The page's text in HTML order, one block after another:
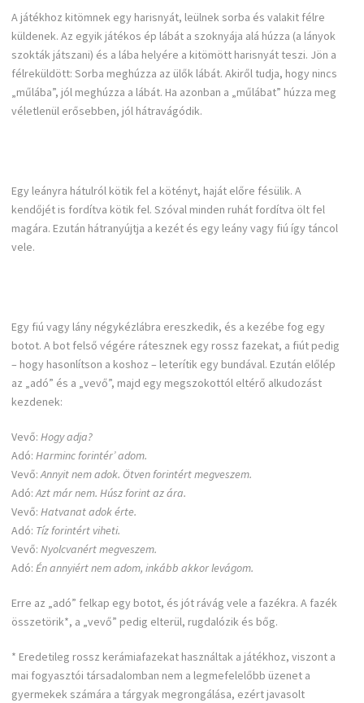
A játékhoz kitömnek egy harisnyát, leülnek sorba és valakit félre
küldenek. Az egyik játékos ép lábát a szoknyája alá húzza (a lányok
szokták játszani) és a lába helyére a kitömött harisnyát teszi. Jön a
félreküldött: Sorba meghúzza az ülők lábát. Akiről tudja, hogy nincs
„műlába”, jól meghúzza a lábát. Ha azonban a „műlábat” húzza meg
véletlenül erősebben, jól hátravágódik.
Egy leányra hátulról kötik fel a kötényt, haját előre fésülik. A
kendőjét is fordítva kötik fel. Szóval minden ruhát fordítva ölt fel
magára. Ezután hátranyújtja a kezét és egy leány vagy fiú így táncol
vele.
Egy fiú vagy lány négykézlábra ereszkedik, és a kezébe fog egy
botot. A bot felső végére rátesznek egy rossz fazekat, a fiút pedig
– hogy hasonlítson a koshoz – leterítik egy bundával. Ezután előlép
az „adó” és a „vevő”, majd egy megszokottól eltérő alkudozást
kezdenek:
Vevő: Hogy adja?
Adó: Harminc forintér’ adom.
Vevő:Annyit nem adok. Ötven forintért megveszem.
Adó:Azt már nem. Húsz forint az ára.
Vevő: Hatvanat adok érte.
Adó: Tíz forintért viheti.
Vevő: Nyolcvanért megveszem.
Adó: Én annyiért nem adom, inkább akkor levágom.
Erre az „adó” felkap egy botot, és jót rávág vele a fazékra. A fazék
összetörik*, a „vevő” pedig elterül, rugdalózik és bőg.
* Eredetileg rossz kerámiafazekat használtak a játékhoz, viszont a
mai fogyasztói társadalomban nem a legmefelelőbb üzenet a
gyermekek számára a tárgyak megrongálása, ezért javasolt